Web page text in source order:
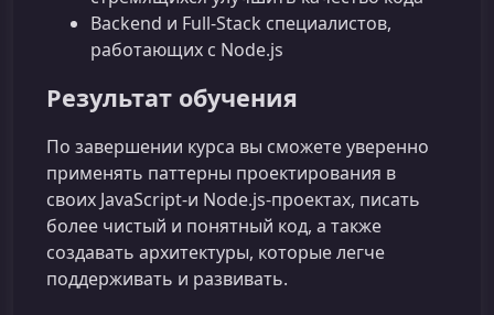
Backend и Full‑Stack специалистов,
работающих с Node.js
Результат обучения
По завершении курса вы сможете уверенно
применять паттерны проектирования в
своих JavaScript‑и Node.js‑проектах, писать
более чистый и понятный код, а также
создавать архитектуры, которые легче
поддерживать и развивать.